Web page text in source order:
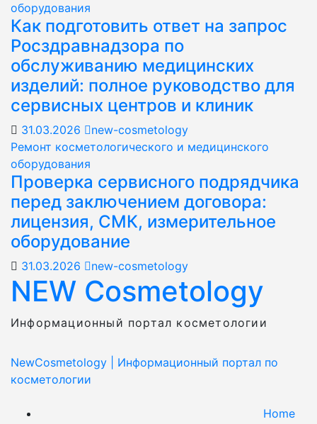
оборудования
Как подготовить ответ на запрос
Росздравнадзора по
обслуживанию медицинских
изделий: полное руководство для
сервисных центров и клиник
31.03.2026
new-cosmetology
Ремонт косметологического и медицинского
оборудования
Проверка сервисного подрядчика
перед заключением договора:
лицензия, СМК, измерительное
оборудование
31.03.2026 new-cosmetology
NEW Cosmetology
Информационный портал косметологии
NewCosmetology
Информационный портал по
косметологии
Home